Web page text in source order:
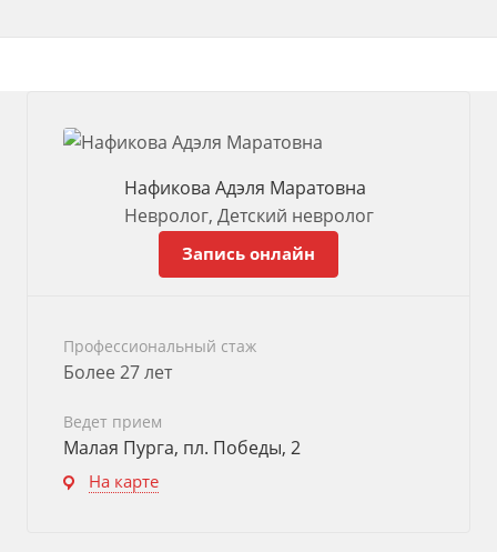
Нафикова Адэля Маратовна
Невролог, Детский невролог
Запись онлайн
Профессиональный стаж
Более 27 лет
Ведет прием
Малая Пурга, пл. Победы, 2
На карте